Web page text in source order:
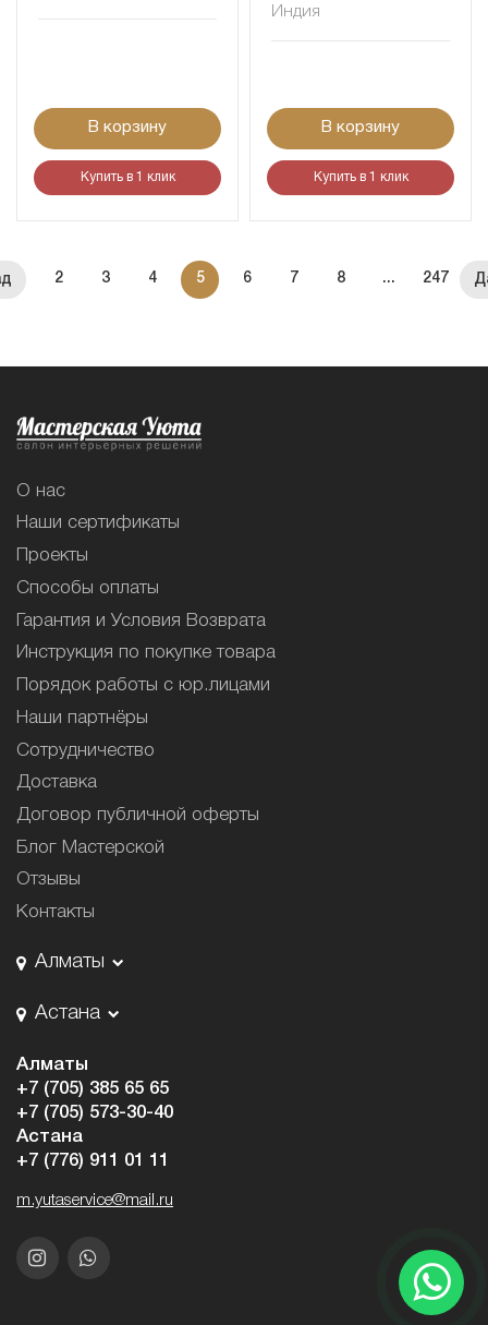
В корзину
Купить в 1 клик
Индия
В корзину
Купить в 1 клик
2 3 4 5 6 7 8 ... 247
О нас
Наши сертификаты
Проекты
Способы оплаты
Гарантия и Условия Возврата
Инструкция по покупке товара
Порядок работы с юр.лицами
Наши партнёры
Сотрудничество
Доставка
Договор публичной оферты
Блог Мастерской
Отзывы
Контакты
Алматы
Астана
Алматы
+7 (705) 385 65 65
+7 (705) 573-30-40
Астана
+7 (776) 911 01 11
m.yutaservice@mail.ru